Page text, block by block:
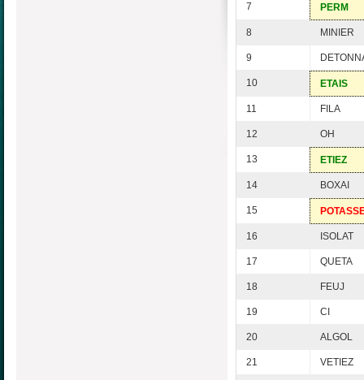
7 PERM
8 MINIER
9
10 ETAIS
11 FILA
12 OH
13 ETIEZ
14 BOXAI
15
16 ISOLAT
17 QUETA
18 FEUJ
19 CI
20 ALGOL
21 VETIEZ